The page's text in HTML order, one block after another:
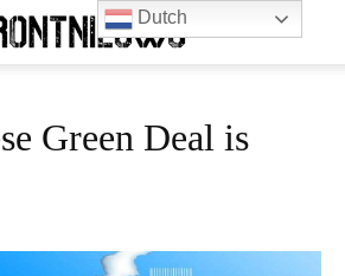
Green Deal is
Dutch